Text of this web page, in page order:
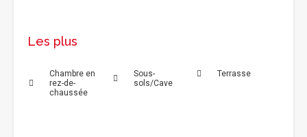
Les plus
Chambre en
rez-de-
chaussée
Sous-
sols/Cave
Terrasse